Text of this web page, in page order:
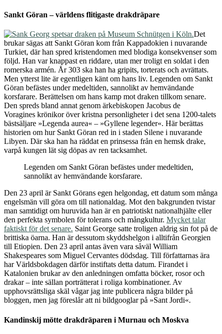
Sankt Göran – världens flitigaste drakdräpare
Det
brukar sägas att Sankt Göran kom från Kappadokien i nuvarande
Turkiet, där han spred kristendomen med blodiga konsekvenser som
följd. Han var knappast en riddare, utan mer troligt en soldat i den
romerska armén. År 303 ska han ha gripits, torterats och avrättats.
Men ytterst lite är egentligen känt om hans liv. Legenden om Sankt
Göran befästes under medeltiden, sannolikt av hemvändande
korsfarare. Berättelsen om hans kamp mot draken tillkom senare.
Den spreds bland annat genom ärkebiskopen Jacobus de
Voragines krönikor över kristna personligheter i det sena 1200-talets
bästsäljare »Legenda aurea« – »Gyllene legender«. Här berättas
historien om hur Sankt Göran red in i staden Silene i nuvarande
Libyen. Där ska han ha räddat en prinsessa från en hemsk drake,
varpå kungen lät sig döpas av ren tacksamhet.
Legenden om Sankt Göran befästes under medeltiden,
sannolikt av hemvändande korsfarare.
Den 23 april är Sankt Görans egen helgondag, ett datum som många
engelsmän vill göra om till nationaldag. Mot den bakgrunden tvistar
man samtidigt om huruvida han är en patriotiskt nationalhjälte eller
den perfekta symbolen för tolerans och mångkultur. Mycket talar
faktiskt för det senare. Saint George satte troligen aldrig sin fot på de
brittiska öarna. Han är dessutom skyddshelgon i alltifrån Georgien
till Etiopien. Den 23 april antas även vara såväl William
Shakespeares som Miguel Cervantes dödsdag. Till författarnas ära
har Världsbokdagen därför instiftats detta datum. Firandet i
Katalonien brukar av den anledningen omfatta böcker, rosor och
drakar – inte sällan porträtterat i roliga kombinationer. Av
upphovsrättsliga skäl vågar jag inte publicera några bilder på
bloggen, men jag föreslår att ni bildgooglar på »Sant Jordi«.
Kandinskij mötte drakdräparen i Murnau och Moskva